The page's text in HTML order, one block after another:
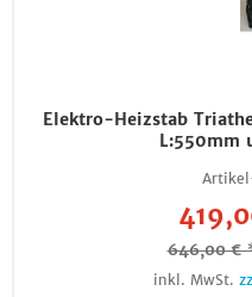
Elektro-Heizstab
L:550mm
646,00 €
inkl. MwSt.